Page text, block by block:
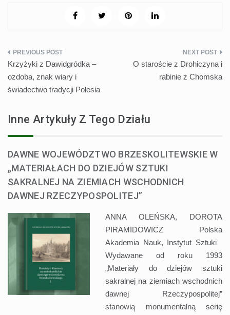
Nawigacja
wpisu
Krzyżyki z Dawidgródka –
ozdoba, znak wiary i
świadectwo tradycji Polesia
O staroście z Drohiczyna i
rabinie z Chomska
Inne Artykuły Z Tego Działu
DAWNE WOJEWÓDZTWO BRZESKOLITEWSKIE W
„MATERIAŁACH DO DZIEJÓW SZTUKI
SAKRALNEJ NA ZIEMIACH WSCHODNICH
DAWNEJ RZECZYPOSPOLITEJ”
ANNA OLEŃSKA, DOROTA
PIRAMIDOWICZ Polska
Akademia Nauk, Instytut Sztuki
Wydawane od roku 1993
„Materiały do dziejów sztuki
sakralnej na ziemiach wschodnich
dawnej Rzeczypospolitej”
stanowią monumentalną serię